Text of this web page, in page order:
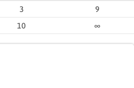
3
9
10 ∞